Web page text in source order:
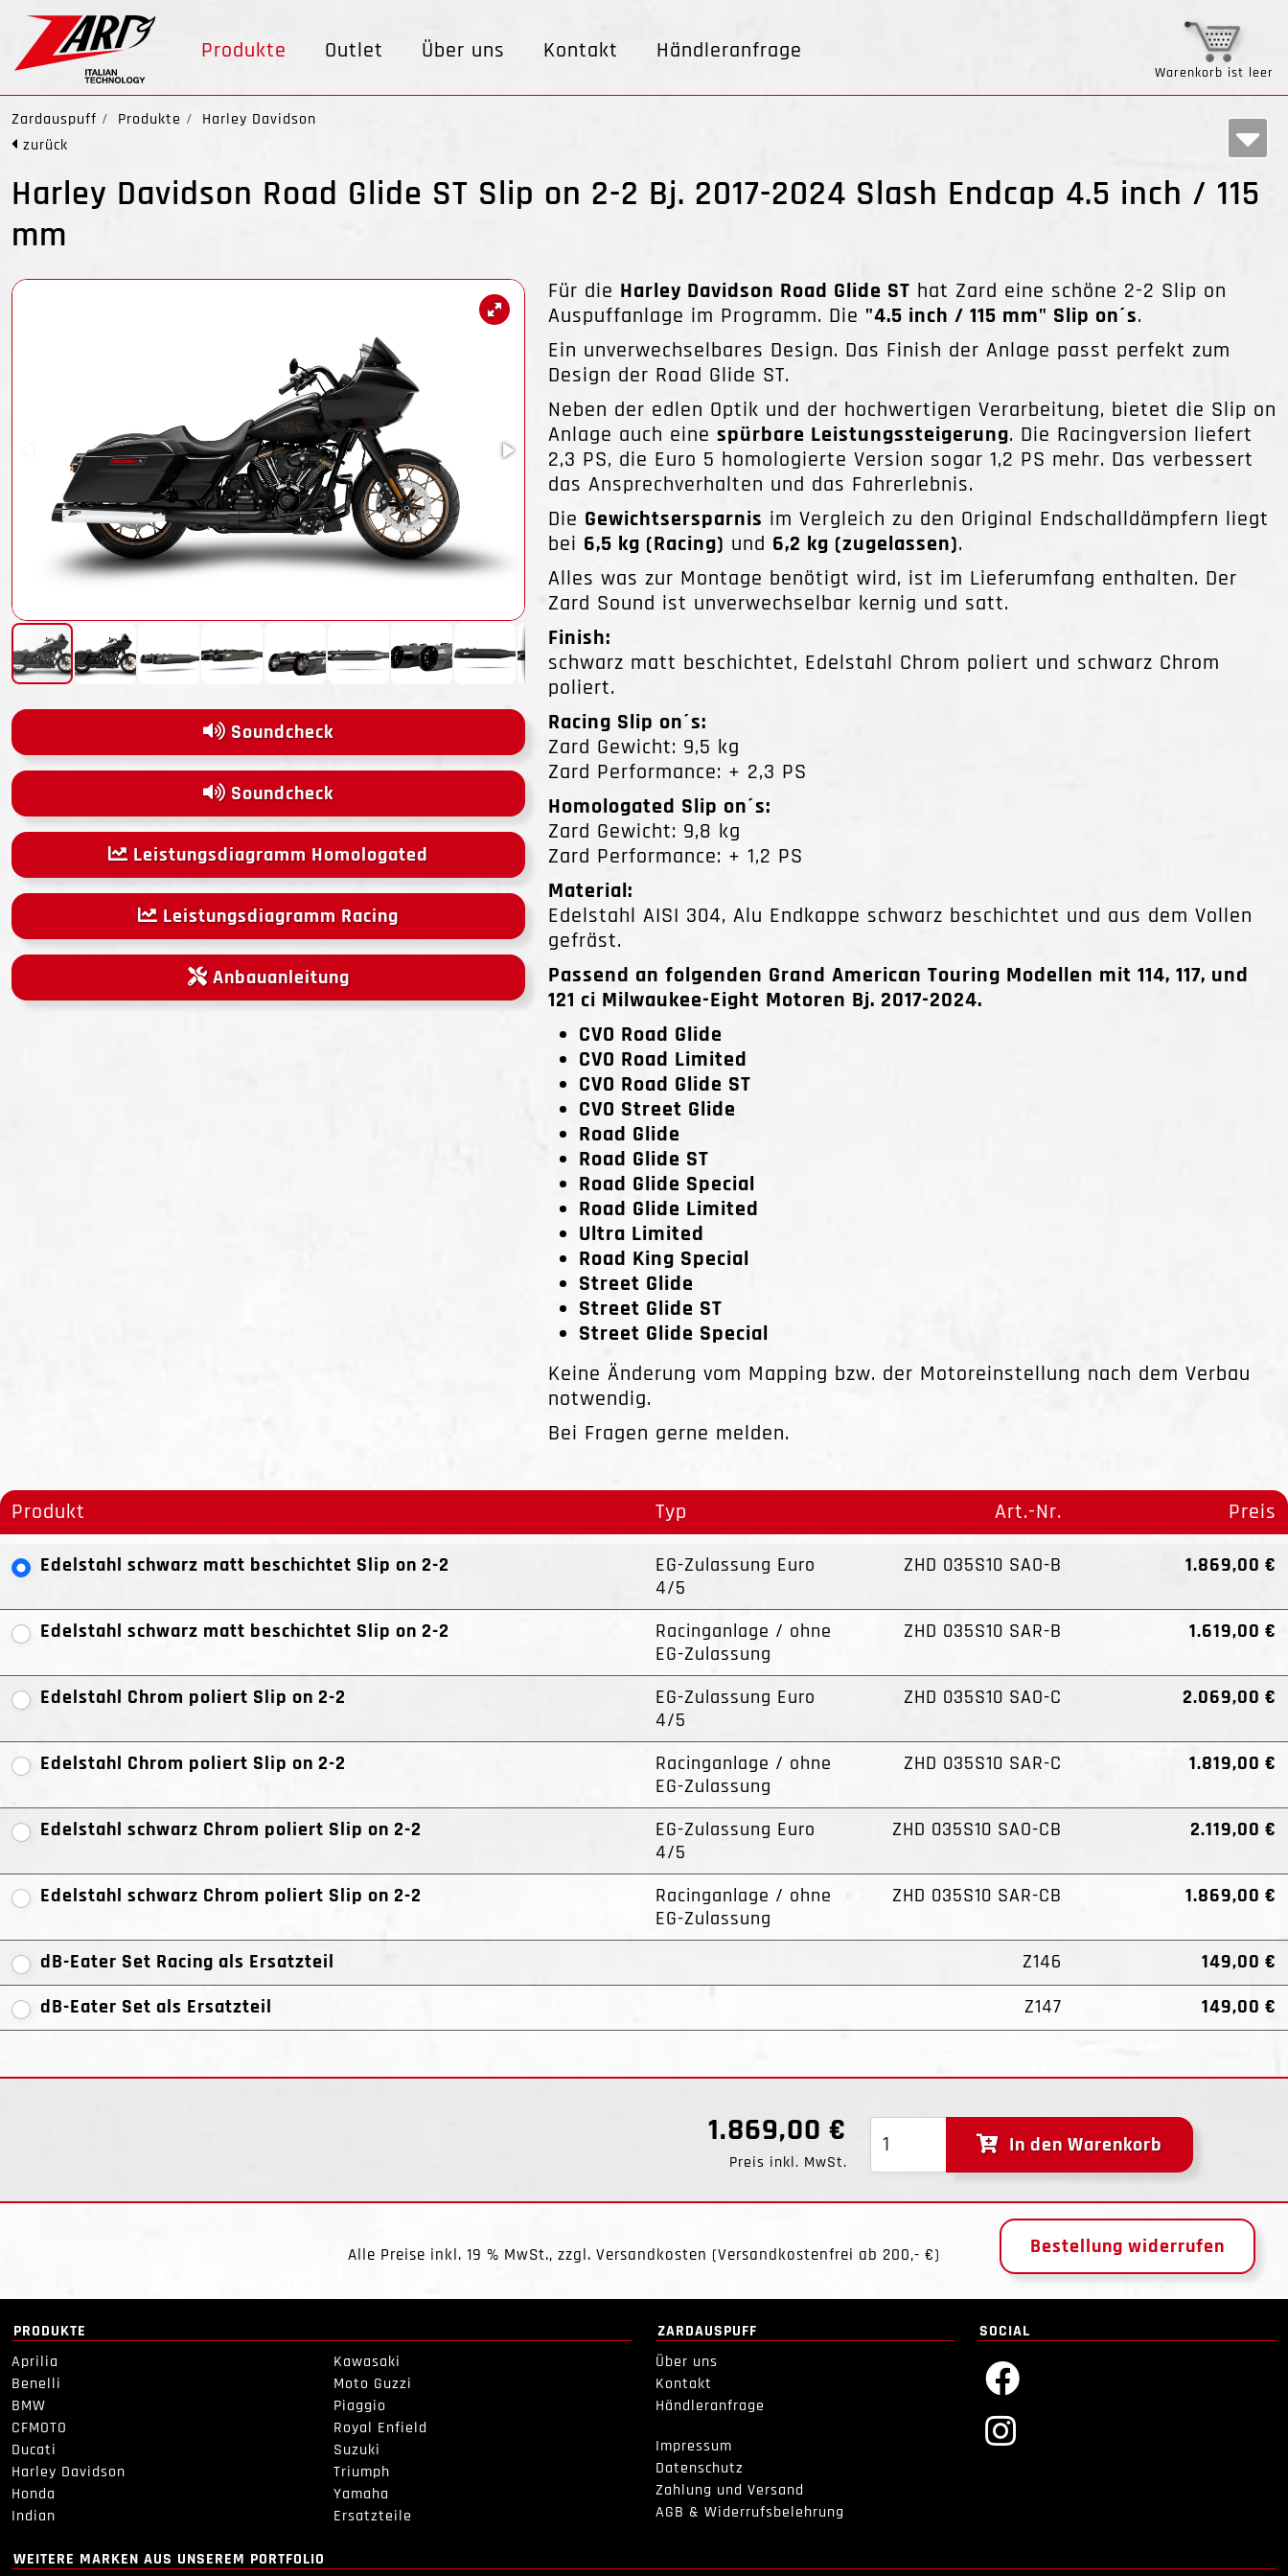
Produkte Outlet Über uns Kontakt Händleranfrage
Warenkorb ist leer
Zardauspuff Produkte
Harley Davidson
zurück
Harley Davidson Road Glide ST Slip on 2-2 Bj. 2017-2024 Slash Endcap 4.5 inch / 115
mm
Soundcheck
Soundcheck
Leistungsdiagramm Homologated
Leistungsdiagramm Racing
Anbauanleitung
Für die Harley Davidson Road Glide ST hat Zard eine schöne 2-2 Slip on
Auspuffanlage im Programm. Die "4.5 inch / 115 mm" Slip on´s.
Ein unverwechselbares Design. Das Finish der Anlage passt perfekt zum
Design der Road Glide ST.
Neben der edlen Optik und der hochwertigen Verarbeitung, bietet die Slip on
Anlage auch eine spürbare Leistungssteigerung. Die Racingversion liefert
2,3 PS, die Euro 5 homologierte Version sogar 1,2 PS mehr. Das verbessert
das Ansprechverhalten und das Fahrerlebnis.
Die Gewichtsersparnis im Vergleich zu den Original Endschalldämpfern liegt
bei 6,5 kg (Racing) und 6,2 kg (zugelassen).
Alles was zur Montage benötigt wird, ist im Lieferumfang enthalten. Der
Zard Sound ist unverwechselbar kernig und satt.
Finish:
schwarz matt beschichtet, Edelstahl Chrom poliert und schwarz Chrom
poliert.
Racing Slip on´s:
Zard Gewicht: 9,5 kg
Zard Performance: + 2,3 PS
Homologated Slip on´s:
Zard Gewicht: 9,8 kg
Zard Performance: + 1,2 PS
Material:
Edelstahl AISI 304, Alu Endkappe schwarz beschichtet und aus dem Vollen
gefräst.
Passend an folgenden Grand American Touring Modellen mit 114, 117, und
121 ci Milwaukee-Eight Motoren Bj. 2017-2024.
CVO Road Glide
CVO Road Limited
CVO Road Glide ST
CVO Street Glide
Road Glide
Road Glide ST
Road Glide Special
Road Glide Limited
Ultra Limited
Road King Special
Street Glide
Street Glide ST
Street Glide Special
Keine Änderung vom Mapping bzw. der Motoreinstellung nach dem Verbau
notwendig.
Bei Fragen gerne melden.
Produkt Typ Art.-Nr. Preis
Edelstahl schwarz matt beschichtet Slip on 2-2
EG-Zulassung Euro
4/5
ZHD 035S10 SAO-B 1.869,00 €
Edelstahl schwarz matt beschichtet Slip on 2-2
Racinganlage / ohne
EG-Zulassung
ZHD 035S10 SAR-B 1.619,00 €
Edelstahl Chrom poliert Slip on 2-2
EG-Zulassung Euro
4/5
ZHD 035S10 SAO-C 2.069,00 €
Edelstahl Chrom poliert Slip on 2-2
Racinganlage / ohne
EG-Zulassung
ZHD 035S10 SAR-C 1.819,00 €
Edelstahl schwarz Chrom poliert Slip on 2-2
EG-Zulassung Euro
4/5
ZHD 035S10 SAO-CB 2.119,00 €
Edelstahl schwarz Chrom poliert Slip on 2-2
Racinganlage / ohne
EG-Zulassung
ZHD 035S10 SAR-CB 1.869,00 €
dB-Eater Set Racing als Ersatzteil Z146
149,00 €
dB-Eater Set als Ersatzteil
Z147 149,00 €
1.869,00 €
Preis inkl. MwSt.
In den Warenkorb
Alle Preise inkl. 19 % MwSt., zzgl. Versandkosten (Versandkostenfrei ab 200,- €) Bestellung widerrufen
PRODUKTE
Aprilia
Benelli
BMW
CFMOTO
Ducati
Harley Davidson
Honda
Indian
Kawasaki
Moto Guzzi
Piaggio
Royal Enfield
Suzuki
Triumph
Yamaha
Ersatzteile
ZARDAUSPUFF
Über uns
Kontakt
Händleranfrage
Impressum
Datenschutz
Zahlung und Versand
AGB & Widerrufsbelehrung
SOCIAL
WEITERE MARKEN AUS UNSEREM PORTFOLIO